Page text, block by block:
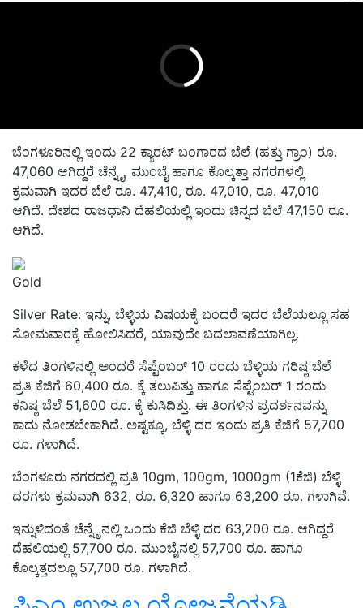
ಬೆಂಗಳೂರಿನಲ್ಲಿ ಇಂದು 22 ಕ್ಯಾರಟ್ ಬಂಗಾರದ ಬೆಲೆ (ಹತ್ತು ಗ್ರಾಂ) ರೂ.
47,060 ಆಗಿದ್ದರೆ ಚೆನ್ನೈ, ಮುಂಬೈ ಹಾಗೂ ಕೊಲ್ಕತ್ತಾ ನಗರಗಳಲ್ಲಿ
ಕ್ರಮವಾಗಿ ಇದರ ಬೆಲೆ ರೂ. 47,410, ರೂ. 47,010, ರೂ. 47,010
ಆಗಿದೆ. ದೇಶದ ರಾಜಧಾನಿ ದೆಹಲಿಯಲ್ಲಿ ಇಂದು ಚಿನ್ನದ ಬೆಲೆ 47,150 ರೂ.
ಆಗಿದೆ.
Gold
Silver Rate: ಇನ್ನು, ಬೆಳ್ಳಿಯ ವಿಷಯಕ್ಕೆ ಬಂದರೆ ಇದರ ಬೆಲೆಯಲ್ಲೂ ಸಹ
ಸೋಮವಾರಕ್ಕೆ ಹೋಲಿಸಿದರೆ, ಯಾವುದೇ ಬದಲಾವಣೆಯಾಗಿಲ್ಲ.
ಕಳೆದ ತಿಂಗಳಿನಲ್ಲಿ ಅಂದರೆ ಸೆಪ್ಟೆಂಬರ್ 10 ರಂದು ಬೆಳ್ಳಿಯ ಗರಿಷ್ಠ ಬೆಲೆ
ಪ್ರತಿ ಕೆಜಿಗೆ 60,400 ರೂ. ಕ್ಕೆ ತಲುಪಿತ್ತು ಹಾಗೂ ಸೆಪ್ಟೆಂಬರ್ 1 ರಂದು
ಕನಿಷ್ಠ ಬೆಲೆ 51,600 ರೂ. ಕ್ಕೆ ಕುಸಿದಿತ್ತು. ಈ ತಿಂಗಳಿನ ಪ್ರದರ್ಶನವನ್ನು
ಕಾದು ನೋಡಬೇಕಾಗಿದೆ. ಅಷ್ಟಕ್ಕೂ, ಬೆಳ್ಳಿ ದರ ಇಂದು ಪ್ರತಿ ಕೆಜಿಗೆ 57,700
ರೂ. ಗಳಾಗಿದೆ.
ಬೆಂಗಳೂರು ನಗರದಲ್ಲಿ ಪ್ರತಿ 10gm, 100gm, 1000gm (1ಕೆಜಿ) ಬೆಳ್ಳಿ
ದರಗಳು ಕ್ರಮವಾಗಿ 632, ರೂ. 6,320 ಹಾಗೂ 63,200 ರೂ. ಗಳಾಗಿವೆ.
ಇನ್ನುಳಿದಂತೆ ಚೆನ್ನೈನಲ್ಲಿ ಒಂದು ಕೆಜಿ ಬೆಳ್ಳಿ ದರ 63,200 ರೂ. ಆಗಿದ್ದರೆ
ದೆಹಲಿಯಲ್ಲಿ 57,700 ರೂ. ಮುಂಬೈನಲ್ಲಿ 57,700 ರೂ. ಹಾಗೂ
ಕೊಲ್ಕತ್ತದಲ್ಲೂ 57,700 ರೂ. ಗಳಾಗಿದೆ.